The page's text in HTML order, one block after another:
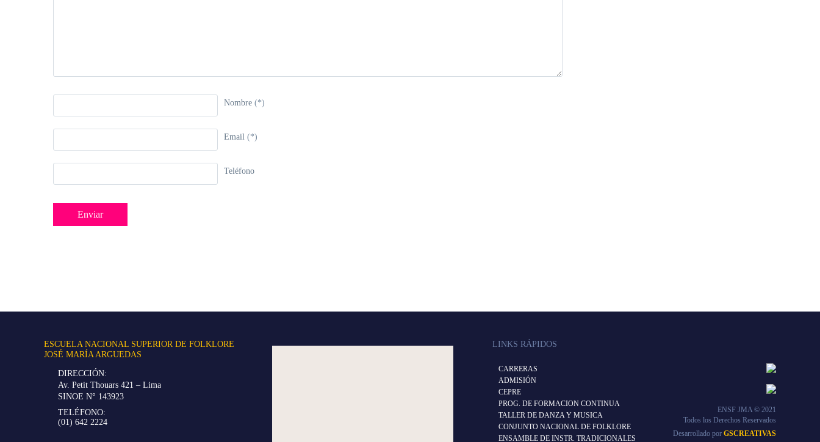
Nombre (*)
Email (*)
Teléfono
ESCUELA NACIONAL SUPERIOR DE FOLKLORE
JOSÉ MARÍA ARGUEDAS
DIRECCIÓN:
Av. Petit Thouars 421 – Lima
SINOE N° 143923
TELÉFONO:
(01) 642 2224
LINKS RÁPIDOS
CARRERAS
ADMISIÓN
CEPRE
PROG. DE FORMACION CONTINUA
TALLER DE DANZA Y MUSICA
CONJUNTO NACIONAL DE FOLKLORE
ENSAMBLE DE INSTR. TRADICIONALES
ENSF JMA © 2021
Todos los Derechos Reservados
Desarrollado por GSCREATIVAS